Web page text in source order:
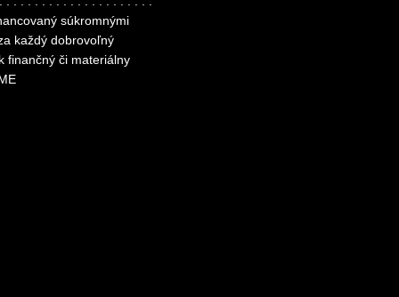
súkromnými
každý dobrovoľný
finančný či materiálny